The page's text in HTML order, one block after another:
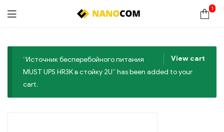
1
View cart
“Источник бесперебойного питания
MUST UPS HR3K в стойку 2U” has been added to your
cart.